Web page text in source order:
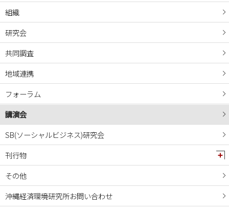
組織
研究会
共同調査
地域連携
フォーラム
講演会
SB(ソーシャルビジネス)研究会
刊行物
その他
沖縄経済環境研究所お問い合わせ